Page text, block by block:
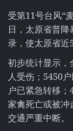
受第11号台风“
日，太原省普
录，使太原省近
初步统计显示，
人受伤；5450
户已紧急转移
家禽死亡或被冲
交通严重中断。